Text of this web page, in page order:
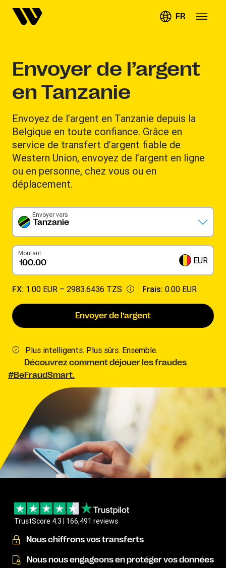
FR
Envoyer de l’argent
en Tanzanie
Envoyez de l’argent en Tanzanie depuis la
Belgique en toute confiance. Grâce en
service de transfert d’argent fiable de
Western Union, envoyez de l’argent en ligne
ou en personne, chez vous ou en
déplacement.
Tanzanie
Envoyer vers
Montant
EUR
FX: 1.00 EUR – 2983.6436 TZS Frais: 0.00 EUR
Envoyer de l’argent
Plus intelligents. Plus sûrs. Ensemble.
Découvrez comment déjouer les fraudes
#BeFraudSmart.
TrustScore 4.3 | 166,491 reviews
Nous chiffrons vos transferts
Nous nous engageons en protéger vos données